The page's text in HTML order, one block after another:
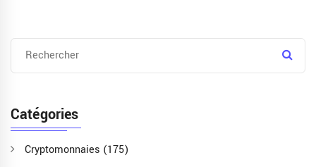
Catégories
Cryptomonnaies (175)